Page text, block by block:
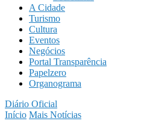
A Cidade
Turismo
Cultura
Eventos
Negócios
Portal Transparência
Papelzero
Organograma
Diário Oficial
Início Mais Notícias